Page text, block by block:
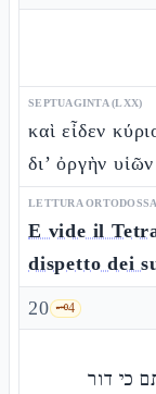
SEPTUAGINTA (LXX)
καὶ εἶδεν
δι’ ὀργὴν
LETTURA ORTODOSSA
E vide il
dispetto dei
20 🗝️4
כי דור